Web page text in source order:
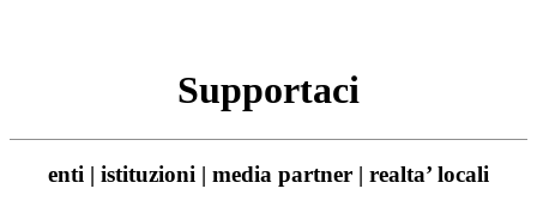
Supportaci
enti | istituzioni | media partner | realta’ locali